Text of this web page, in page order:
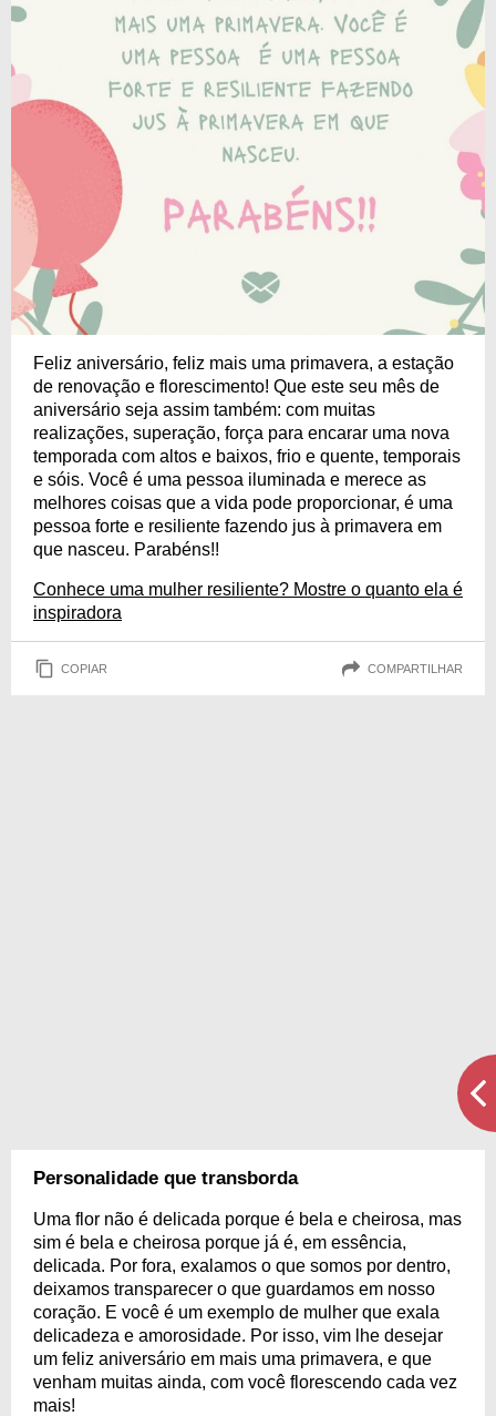
Feliz aniversário, feliz mais uma primavera, a estação
de renovação e florescimento! Que este seu mês de
aniversário seja assim também: com muitas
realizações, superação, força para encarar uma nova
temporada com altos e baixos, frio e quente, temporais
e sóis. Você é uma pessoa iluminada e merece as
melhores coisas que a vida pode proporcionar, é uma
pessoa forte e resiliente fazendo jus à primavera em
que nasceu. Parabéns!!
Conhece uma mulher resiliente? Mostre o quanto ela é
inspiradora
COPIAR COMPARTILHAR
Personalidade que transborda
Uma flor não é delicada porque é bela e cheirosa, mas
sim é bela e cheirosa porque já é, em essência,
delicada. Por fora, exalamos o que somos por dentro,
deixamos transparecer o que guardamos em nosso
coração. E você é um exemplo de mulher que exala
delicadeza e amorosidade. Por isso, vim lhe desejar
um feliz aniversário em mais uma primavera, e que
venham muitas ainda, com você florescendo cada vez
mais!